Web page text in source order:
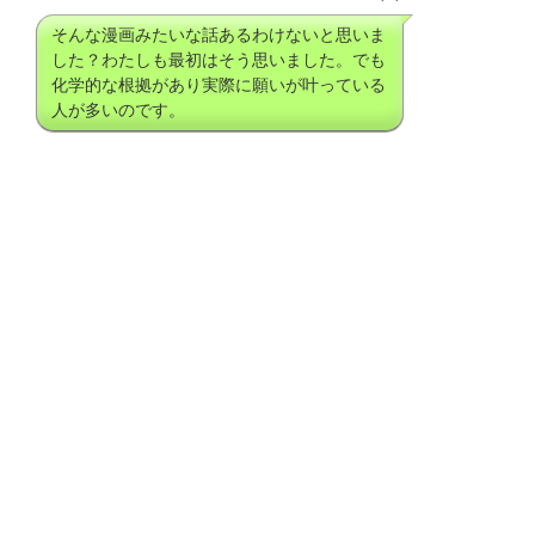
そんな漫画みたいな話あるわけないと思いま
した？わたしも最初はそう思いました。でも
化学的な根拠があり実際に願いが叶っている
人が多いのです。